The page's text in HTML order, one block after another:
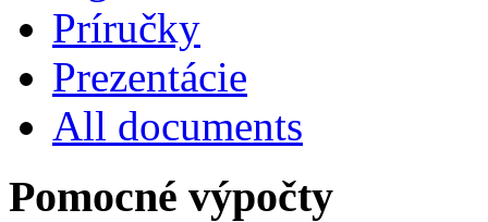
Príručky
Prezentácie
All documents
Pomocné výpočty